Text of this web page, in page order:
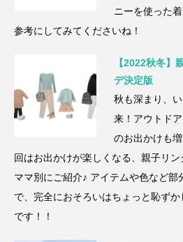
ニーを使った
参考にしてみてくださいね！
【2022秋冬】
デ決定版
秋も深まり、
来！アウトド
のお出かけも
回はお出かけが楽しくなる、親子リ
ママ別にご紹介♪ アイテムや色など
で、完全におそろいはちょっと恥ず
です！！